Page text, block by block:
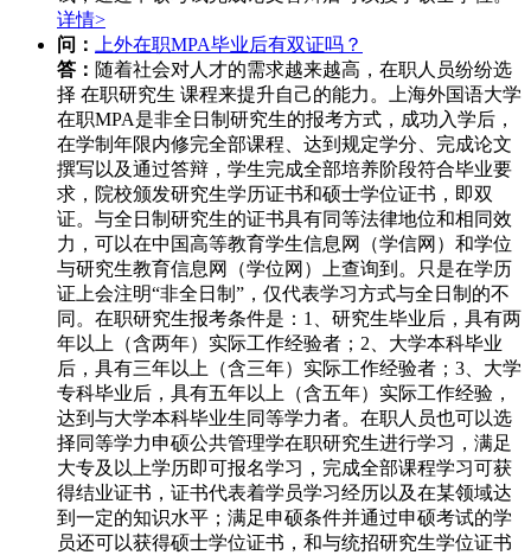
详情>
问：
上外在职MPA毕业后有双证吗？
答： 随着社会对人才的需求越来越高，在职人员纷纷选
择 在职研究生 课程来提升自己的能力。上海外国语大学
在职MPA是非全日制研究生的报考方式，成功入学后，
在学制年限内修完全部课程、达到规定学分、完成论文
撰写以及通过答辩，学生完成全部培养阶段符合毕业要
求，院校颁发研究生学历证书和硕士学位证书，即双
证。与全日制研究生的证书具有同等法律地位和相同效
力，可以在中国高等教育学生信息网（学信网）和学位
与研究生教育信息网（学位网）上查询到。只是在学历
证上会注明“非全日制”，仅代表学习方式与全日制的不
同。在职研究生报考条件是：1、研究生毕业后，具有两
年以上（含两年）实际工作经验者；2、大学本科毕业
后，具有三年以上（含三年）实际工作经验者；3、大学
专科毕业后，具有五年以上（含五年）实际工作经验，
达到与大学本科毕业生同等学力者。在职人员也可以选
择同等学力申硕公共管理学在职研究生进行学习，满足
大专及以上学历即可报名学习，完成全部课程学习可获
得结业证书，证书代表着学员学习经历以及在某领域达
到一定的知识水平；满足申硕条件并通过申硕考试的学
员还可以获得硕士学位证书，和与统招研究生学位证书